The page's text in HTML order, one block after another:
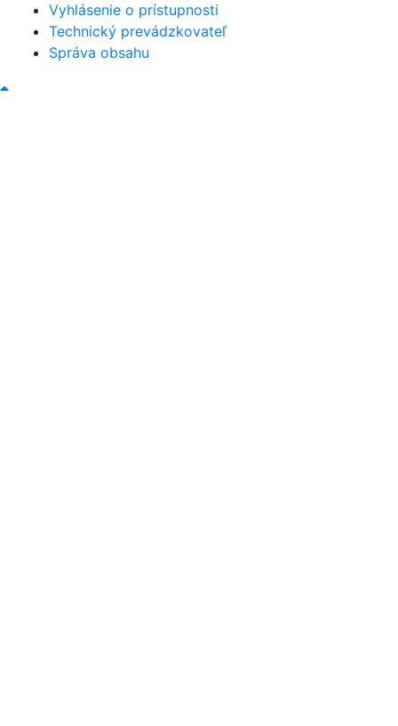
Vyhlásenie o prístupnosti
Technický prevádzkovateľ
Správa obsahu